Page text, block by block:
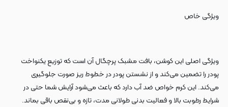
ویژگی خاص
ویژگی اصلی این کوشن، بافت مشبک پرچگال آن است که توزیع یکنواخت
پودر را تضمین می‌کند و از نشستن پودر در خطوط ریز صورت جلوگیری
می‌کند. این کرم خواص ضد آب دارد که باعث می‌شود آرایش شما حتی در
شرایط رطوبت بالا و فعالیت بدنی طولانی مدت، تازه و بی‌نقص باقی بماند.